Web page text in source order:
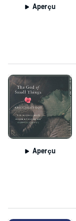
Aperçu
Aperçu